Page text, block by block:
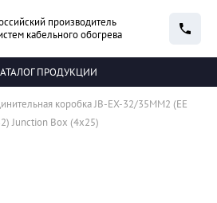
производитель
кабельного обогрева
ПРОДУКЦИИ
коробка JB-EX-32/35MM2 (EE
Junction Box (4x25)